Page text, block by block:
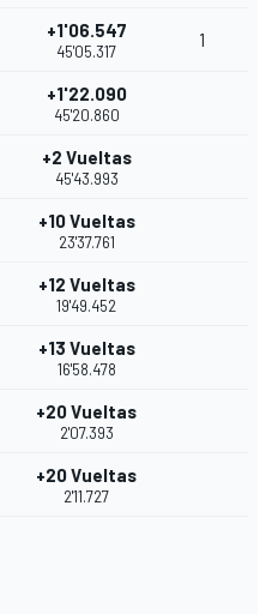
+1'06.547
45'05.317
1
+1'22.090
45'20.860
+2 Vueltas
45'43.993
+10 Vueltas
23'37.761
+12 Vueltas
19'49.452
+13 Vueltas
16'58.478
+20 Vueltas
2'07.393
+20 Vueltas
2'11.727